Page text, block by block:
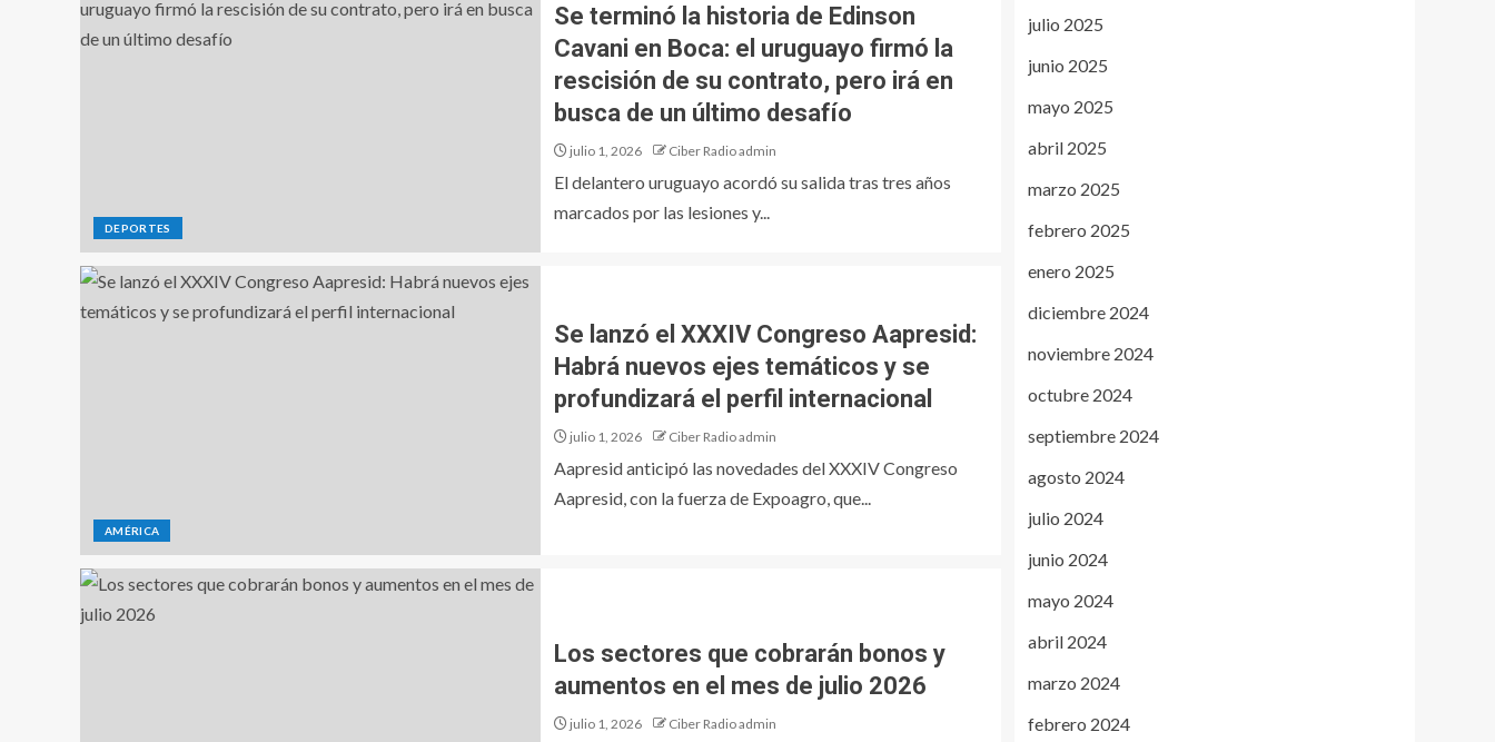
DEPORTES
Se terminó la historia de Edinson
Cavani en Boca: el uruguayo firmó la
rescisión de su contrato, pero irá en
busca de un último desafío
julio 1, 2026 Ciber Radio admin
El delantero uruguayo acordó su salida tras tres años
marcados por las lesiones y...
AMÉRICA
Se lanzó el XXXIV Congreso Aapresid:
Habrá nuevos ejes temáticos y se
profundizará el perfil internacional
julio 1, 2026 Ciber Radio admin
Aapresid anticipó las novedades del XXXIV Congreso
Aapresid, con la fuerza de Expoagro, que...
Los sectores que cobrarán bonos y
aumentos en el mes de julio 2026
julio 1, 2026 Ciber Radio admin
julio 2025
junio 2025
mayo 2025
abril 2025
marzo 2025
febrero 2025
enero 2025
diciembre 2024
noviembre 2024
octubre 2024
septiembre 2024
agosto 2024
julio 2024
junio 2024
mayo 2024
abril 2024
marzo 2024
febrero 2024